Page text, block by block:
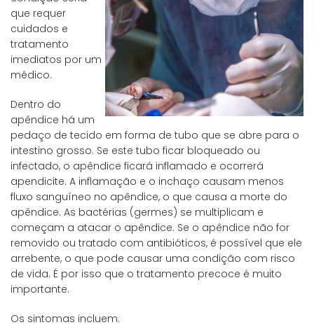
que requer
cuidados e
tratamento
imediatos por um
médico.
Dentro do
apêndice há um
pedaço de tecido em forma de tubo que se abre para o
intestino grosso. Se este tubo ficar bloqueado ou
infectado, o apêndice ficará inflamado e ocorrerá
apendicite. A inflamação e o inchaço causam menos
fluxo sanguíneo no apêndice, o que causa a morte do
apêndice. As bactérias (germes) se multiplicam e
começam a atacar o apêndice. Se o apêndice não for
removido ou tratado com antibióticos, é possível que ele
arrebente, o que pode causar uma condição com risco
de vida. É por isso que o tratamento precoce é muito
importante.
Os sintomas incluem: